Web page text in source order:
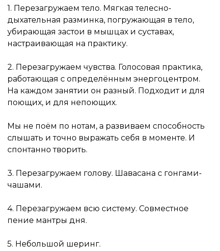
1. Перезагружаем тело. Мягкая телесно-
дыхательная разминка, погружающая в тело,
убирающая застои в мышцах и суставах,
настраивающая на практику.
2. Перезагружаем чувства. Голосовая практика,
работающая с определённым энергоцентром.
На каждом занятии он разный. Подходит и для
поющих, и для непоющих.
Мы не поём по нотам, а развиваем способность
слышать и точно выражать себя в моменте. И
спонтанно творить.
3. Перезагружаем голову. Шавасана с гонгами-
чашами.
4. Перезагружаем всю систему. Совместное
пение мантры дня.
5. Небольшой шеринг.